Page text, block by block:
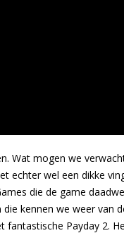
Wat mogen we
echter wel een dikke
die de game
kennen we weer van
fantastische Payday 2.